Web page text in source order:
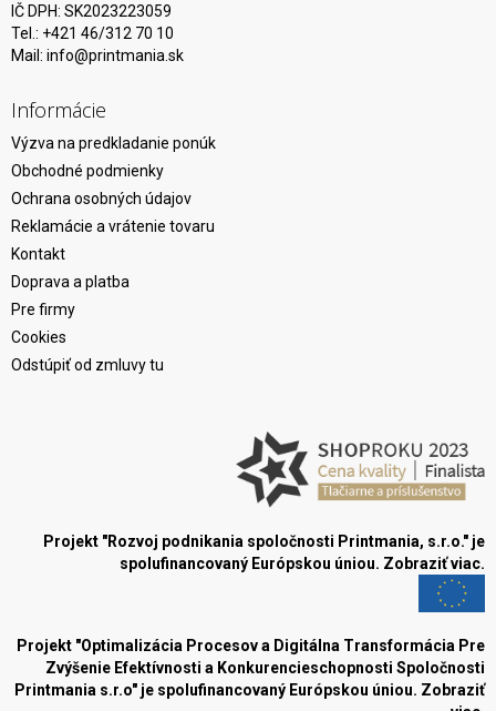
IČ DPH: SK2023223059
Tel.: +421 46/312 70 10
Mail: info@printmania.sk
Informácie
Výzva na predkladanie ponúk
Obchodné podmienky
Ochrana osobných údajov
Reklamácie a vrátenie tovaru
Kontakt
Doprava a platba
Pre firmy
Cookies
Odstúpiť od zmluvy tu
Projekt "Rozvoj podnikania spoločnosti Printmania, s.r.o." je
spolufinancovaný Európskou úniou. Zobraziť viac.
Projekt "Optimalizácia Procesov a Digitálna Transformácia Pre
Zvýšenie Efektívnosti a Konkurencieschopnosti Spoločnosti
Printmania s.r.o" je spolufinancovaný Európskou úniou. Zobraziť